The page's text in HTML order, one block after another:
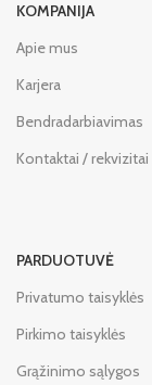
KOMPANIJA
Apie mus
Karjera
Bendradarbiavimas
Kontaktai / rekvizitai
PARDUOTUVĖ
Privatumo taisyklės
Pirkimo taisyklės
Grąžinimo sąlygos